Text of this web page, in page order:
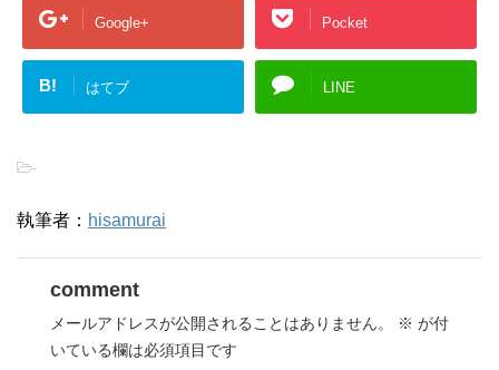
Google+ Pocket
B! はてブ LINE
-
執筆者： hisamurai
comment
メールアドレスが公開されることはありません。 ※ が付
いている欄は必須項目です